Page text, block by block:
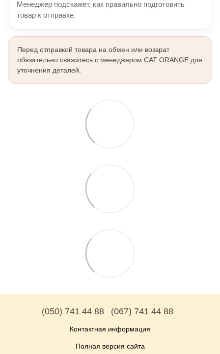
Менеджер подскажет, как правильно подготовить
товар к отправке.
Перед отправкой товара на обмен или возврат
обязательно свяжитесь с менеджером CAT ORANGE для
уточнения деталей.
(050) 741 44 88 (067) 741 44 88
Контактная информация
Полная версия сайта